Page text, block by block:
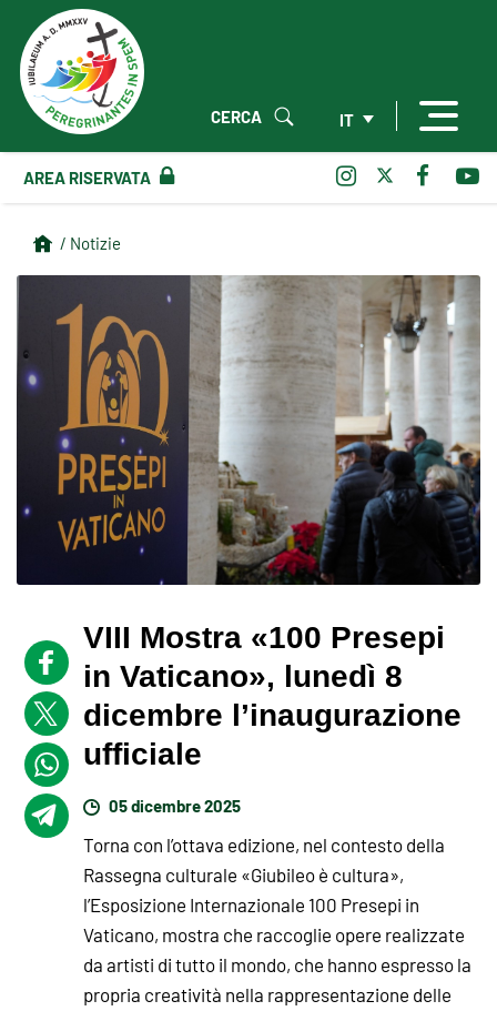
IT
CERCA
AREA RISERVATA
/ Notizie
VIII Mostra «100 Presepi
in Vaticano», lunedì 8
dicembre l’inaugurazione
ufficiale
05 dicembre 2025
Torna con l’ottava edizione, nel contesto della
Rassegna culturale «Giubileo è cultura»,
l’Esposizione Internazionale 100 Presepi in
Vaticano, mostra che raccoglie opere realizzate
da artisti di tutto il mondo, che hanno espresso la
propria creatività nella rappresentazione delle